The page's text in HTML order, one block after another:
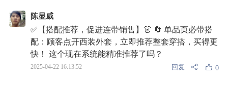
陈显威
✅【搭配推荐，促进连带销售】👗 🔄 单品页必带搭
配：顾客点开西装外套，立即推荐整套穿搭，买得更
快！ 这个现在系统能精准推荐了吗？
2025-04-22 16:13:52 回复 0